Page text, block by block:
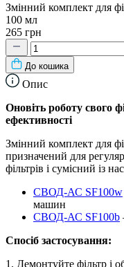
Змінний комплект для
100 мл
265 грн
До кошика
Опис
Оновіть роботу свого
ефективності
Змінний комплект для
призначений для
фільтрів і сумісний із
СВОД-АС SF100w
машин
СВОД-АС SF100b
Спосіб застосування:
1. Демонтуйте фільтр і